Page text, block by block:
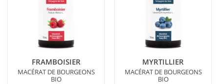
FRAMBOISIER
MACÉRAT DE BOURGEONS
BIO
MYRTILLIER
MACÉRAT DE BOURGEONS
BIO